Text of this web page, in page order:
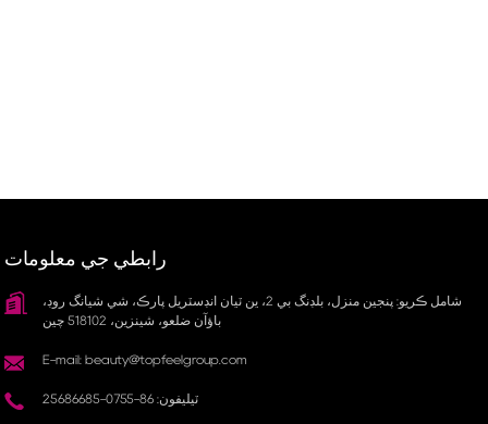
رابطي جي معلومات
شامل ڪريو: پنجين منزل، بلڊنگ بي 2، ين ٽيان انڊسٽريل پارڪ، شي شيانگ روڊ،
باؤآن ضلعو، شينزين، 518102 چين
E-mail: beauty@topfeelgroup.com
ٽيليفون: 86-0755-25686685